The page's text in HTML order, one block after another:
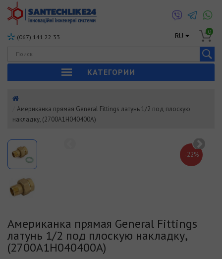
(067) 141 22 33 RU 0
КАТЕГОРИИ
Американка прямая General Fittings латунь 1/2 под плоскую
накладку, (2700A1H040400A)
-22%
Американка прямая General Fittings
латунь 1/2 под плоскую накладку,
(2700A1H040400A)